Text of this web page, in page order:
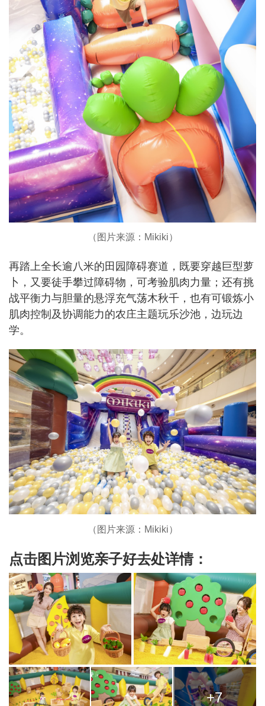
（图片来源：Mikiki）
再踏上全长逾八米的田园障碍赛道，既要穿越巨型萝
卜，又要徒手攀过障碍物，可考验肌肉力量；还有挑
战平衡力与胆量的悬浮充气荡木秋千，也有可锻炼小
肌肉控制及协调能力的农庄主题玩乐沙池，边玩边
学。
（图片来源：Mikiki）
点击图片浏览亲子好去处详情：
+7